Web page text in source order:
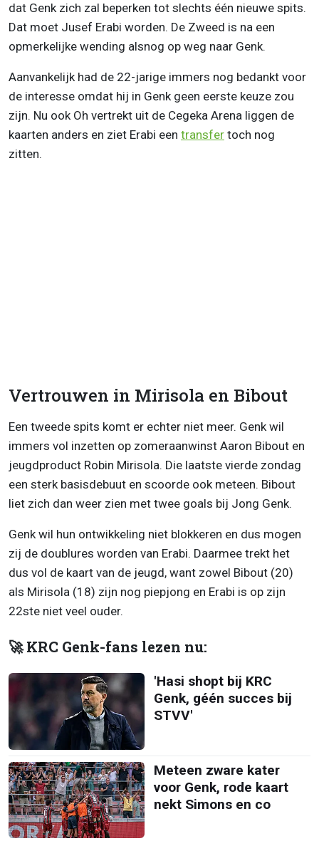
dat Genk zich zal beperken tot slechts één nieuwe spits.
Dat moet Jusef Erabi worden. De Zweed is na een
opmerkelijke wending alsnog op weg naar Genk.
Aanvankelijk had de 22-jarige immers nog bedankt voor
de interesse omdat hij in Genk geen eerste keuze zou
zijn. Nu ook Oh vertrekt uit de Cegeka Arena liggen de
kaarten anders en ziet Erabi een transfer toch nog
zitten.
Vertrouwen in Mirisola en Bibout
Een tweede spits komt er echter niet meer. Genk wil
immers vol inzetten op zomeraanwinst Aaron Bibout en
jeugdproduct Robin Mirisola. Die laatste vierde zondag
een sterk basisdebuut en scoorde ook meteen. Bibout
liet zich dan weer zien met twee goals bij Jong Genk.
Genk wil hun ontwikkeling niet blokkeren en dus mogen
zij de doublures worden van Erabi. Daarmee trekt het
dus vol de kaart van de jeugd, want zowel Bibout (20)
als Mirisola (18) zijn nog piepjong en Erabi is op zijn
22ste niet veel ouder.
🚀 KRC Genk-fans lezen nu:
'Hasi shopt bij KRC
Genk, géén succes bij
STVV'
Meteen zware kater
voor Genk, rode kaart
nekt Simons en co